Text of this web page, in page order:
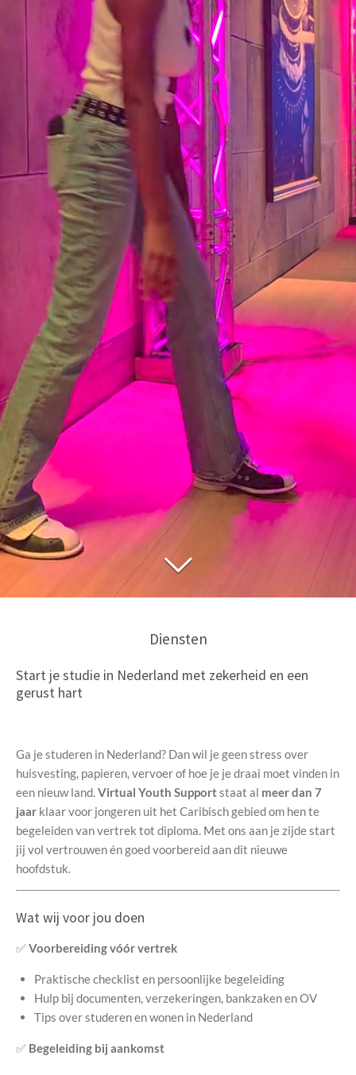
Diensten
Start je studie in Nederland met zekerheid en een
gerust hart
Ga je studeren in Nederland? Dan wil je geen stress over
huisvesting, papieren, vervoer of hoe je je draai moet vinden in
een nieuw land. Virtual Youth Supportstaat al meer dan 7
jaar klaar voor jongeren uit het Caribisch gebied om hen te
begeleiden van vertrek tot diploma. Met ons aan je zijde start
jij vol vertrouwen én goed voorbereid aan dit nieuwe
hoofdstuk.
Wat wij voor jou doen
✅Voorbereiding vóór vertrek
Praktische checklist en persoonlijke begeleiding
Hulp bij documenten, verzekeringen, bankzaken en OV
Tips over studeren en wonen in Nederland
✅ Begeleiding bij aankomst